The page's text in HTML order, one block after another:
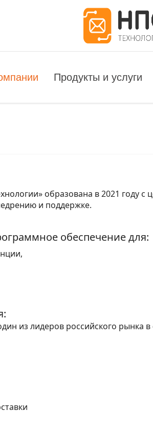
Продукты и услуги
образована в 2021 году
и поддержке.
обеспечение для:
из лидеров российского рынка в